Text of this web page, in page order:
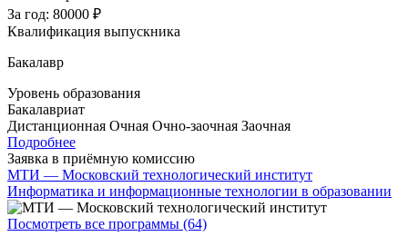
За год: 80000 ₽
Квалификация выпускника
Бакалавр
Уровень образования
Бакалавриат
Дистанционная Очная Очно-заочная Заочная
Подробнее
Заявка в приёмную комиссию
МТИ — Московский технологический институт
Информатика и информационные технологии в образовании
Посмотреть все программы (64)